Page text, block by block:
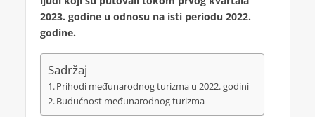
2023. godine u odnosu na isti periodu 2022.
godine.
Sadržaj
Prihodi međunarodnog turizma u 2022. godini
Budućnost međunarodnog turizma